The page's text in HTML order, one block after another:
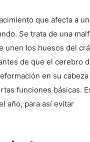
que afecta a
Se trata de una
unen los huesos del
de que el cerebro
en su cabeza
funciones básicas.
año, para así evitar